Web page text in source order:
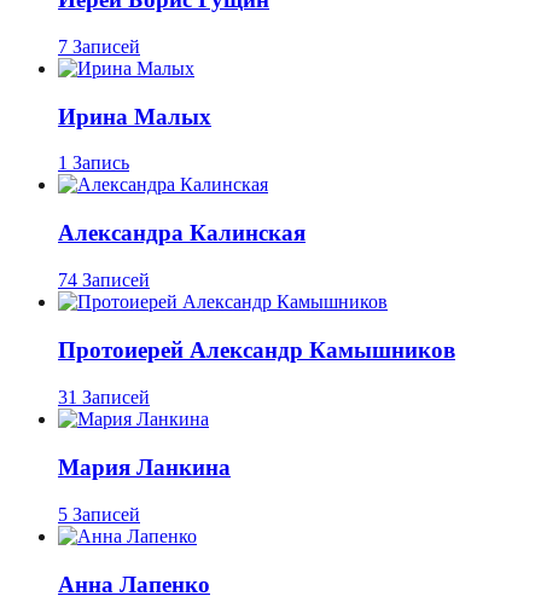
7 Записей
Ирина Малых
1 Запись
Александра Калинская
74 Записей
Протоиерей Александр Камышников
31 Записей
Мария Ланкина
5 Записей
Анна Лапенко